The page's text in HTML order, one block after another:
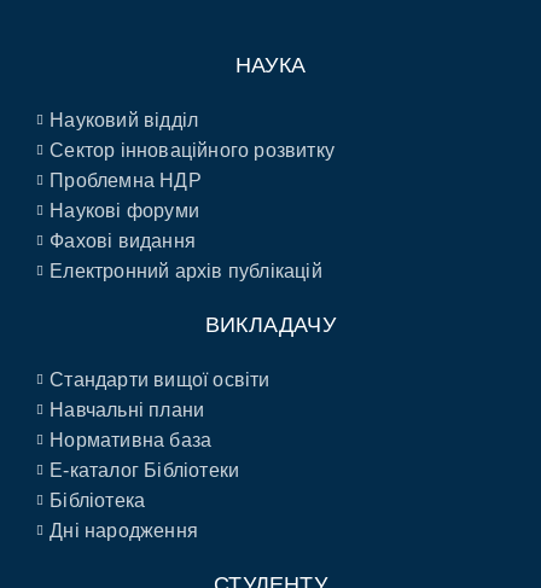
НАУКА
Науковий відділ
Сектор інноваційного розвитку
Проблемна НДР
Наукові форуми
Фахові видання
Електронний архів публікацій
ВИКЛАДАЧУ
Стандарти вищої освіти
Навчальні плани
Нормативна база
E-каталог Бібліотеки
Бібліотека
Дні народження